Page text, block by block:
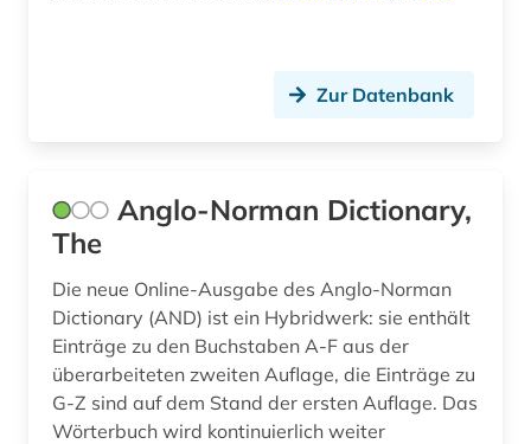
Zur Datenbank
Anglo-Norman Dictionary,
The
Die neue Online-Ausgabe des Anglo-Norman
Dictionary (AND) ist ein Hybridwerk: sie enthält
Einträge zu den Buchstaben A-F aus der
überarbeiteten zweiten Auflage, die Einträge zu
G-Z sind auf dem Stand der ersten Auflage. Das
Wörterbuch wird kontinuierlich weiter